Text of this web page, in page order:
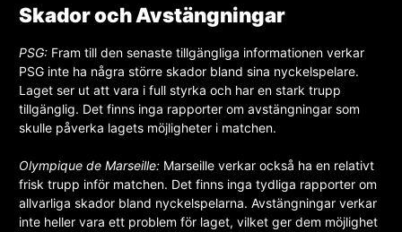
Skador och Avstängningar
PSG: Fram till den senaste tillgängliga informationen verkar
PSG inte ha några större skador bland sina nyckelspelare.
Laget ser ut att vara i full styrka och har en stark trupp
tillgänglig. Det finns inga rapporter om avstängningar som
skulle påverka lagets möjligheter i matchen.
Olympique de Marseille: Marseille verkar också ha en relativt
frisk trupp inför matchen. Det finns inga tydliga rapporter om
allvarliga skador bland nyckelspelarna. Avstängningar verkar
inte heller vara ett problem för laget, vilket ger dem möjlighet